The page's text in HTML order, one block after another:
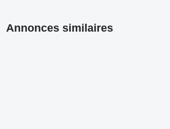
Annonces similaires